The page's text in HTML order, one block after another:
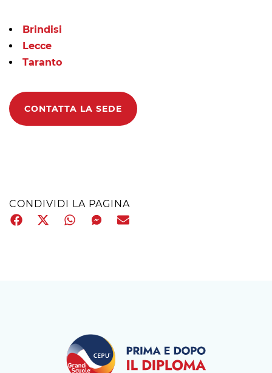
Brindisi
Lecce
Taranto
CONTATTA LA SEDE
CONDIVIDI LA PAGINA